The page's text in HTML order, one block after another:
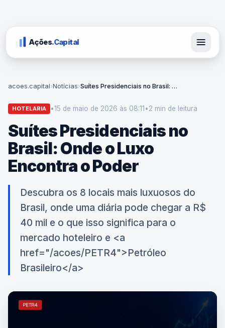
Ações.Capital
acoes.capital›Notícias› Suítes Presidenciais no Brasil: Onde o Luxo Encontra o Poder
HOTELARIA •15 de maio de 2026 às 08:11 •2 min de leitura
Suítes Presidenciais no
Brasil: Onde o Luxo
Encontra o Poder
Descubra os 8 locais mais luxuosos do
Brasil, onde uma diária pode chegar a R$
40 mil e o que isso significa para o
mercado hoteleiro e <a
href="/acoes/PETR4">Petróleo
Brasileiro</a>